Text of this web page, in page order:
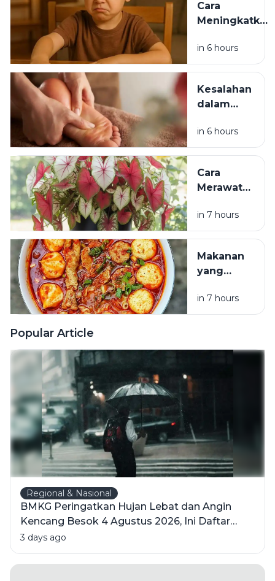
Cara
Meningkatkan
Anak
in 6 hours
Kesalahan
dalam
Tubuh
yang
Dihindari
in 6 hours
Cara
Merawat
Hias agar
Tetap
in 7 hours
Makanan
yang
Dihindari
Saat
in 7 hours
Popular Article
Regional & Nasional
BMKG Peringatkan Hujan Lebat dan Angin
Kencang Besok 4 Agustus 2026, Ini Daftar
Wilayahnya
3 days ago